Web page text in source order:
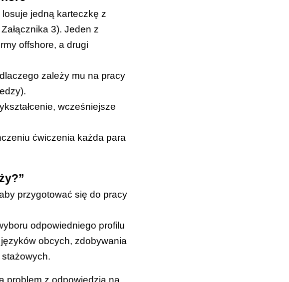
jedną karteczkę z
Załącznika 3). Jeden z
offshore, a drugi
zależy mu na pracy
wcześniejsze
ćwiczenia każda para
przygotować się do pracy
odpowiedniego profilu
obcych, zdobywania
problem z odpowiedzią na